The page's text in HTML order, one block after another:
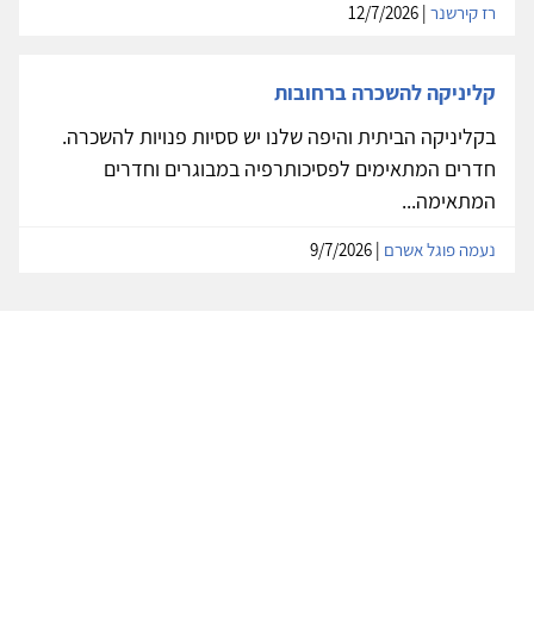
רז קירשנר
קליניקה להשכרה ברחובות
בקליניקה הביתית והיפה שלנו יש ססיות פנויות להשכרה.
חדרים המתאימים לפסיכותרפיה במבוגרים וחדרים
המתאימה...
נעמה פוגל אשרם